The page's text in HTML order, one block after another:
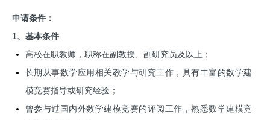
申请条件：
1、基本条件
高校在职教师，职称在副教授、副研究员及以上；
长期从事数学应用相关教学与研究工作，具有丰富的数学建
模竞赛指导或研究经验；
曾参与过国内外数学建模竞赛的评阅工作，熟悉数学建模竞